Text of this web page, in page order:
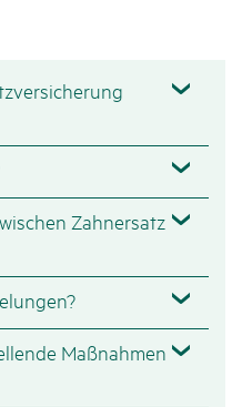
Zahnersatz
Maßnahmen